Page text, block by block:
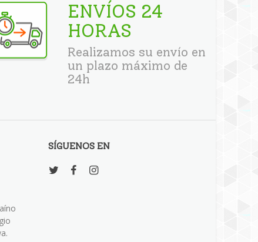
ENVÍOS 24
HORAS
Realizamos su envío en
un plazo máximo de
24h
SÍGUENOS EN